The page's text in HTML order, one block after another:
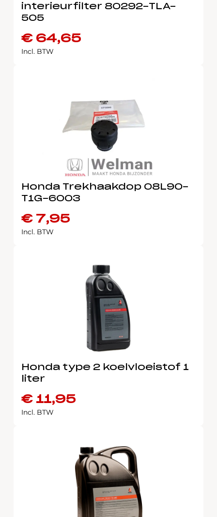
interieurfilter 80292-TLA-
505
€64,65
Incl. BTW
Honda Trekhaakdop 08L90-
T1G-6003
€7,95
Incl. BTW
Honda type 2 koelvloeistof 1
liter
€11,95
Incl. BTW